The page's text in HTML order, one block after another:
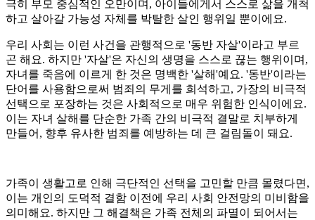
극히 부모 중심적인 오만이며, 아이들에게서 스스로 삶을 개척
하고 살아갈 가능성 자체를 박탈한 살인 행위일 뿐이에요.
우리 사회는 이런 사건을 관행적으로 '동반 자살'이라고 부르
곤 해요. 하지만 '자살'은 자신의 생명을 스스로 끊는 행위이며,
자녀를 죽음에 이르게 한 것은 명백한 '살해'예요. '동반'이라는
단어를 사용함으로써 범죄의 무게를 희석하고, 가장의 비극적
선택으로 포장하는 것은 사회적으로 매우 위험한 인식이에요.
이는 자녀 살해를 단순한 가족 간의 비극적 결말로 치부하게
만들어, 향후 유사한 범죄를 예방하는 데 큰 걸림돌이 돼요.
가족이 생활고로 인해 극단적인 선택을 고민할 만큼 몰렸다면,
이는 개인의 도덕적 결함 이전에 우리 사회 안전망의 미비함을
의미해요. 하지만 그 해결책은 가족 전체의 파멸이 되어서는